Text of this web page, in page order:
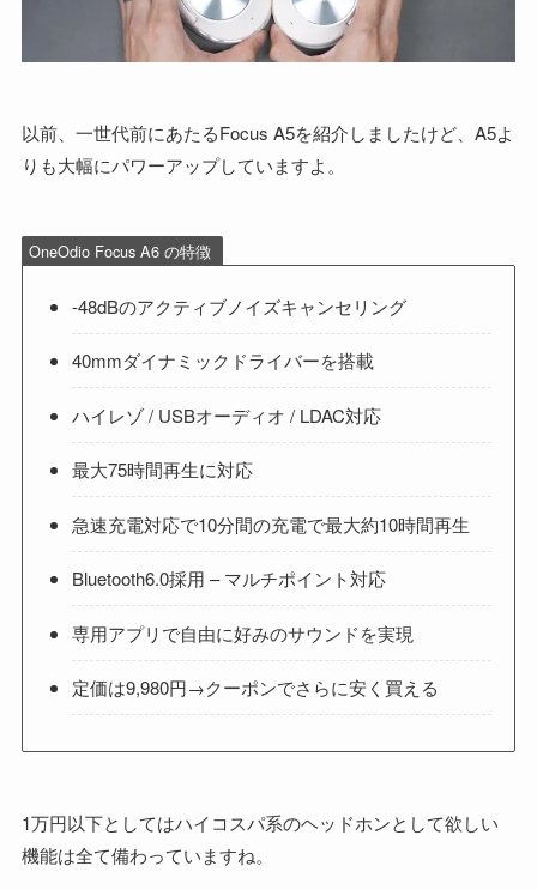
以前、一世代前にあたるFocus A5を紹介しましたけど、A5よ
りも大幅にパワーアップしていますよ。
OneOdio Focus A6 の特徴
-48dBのアクティブノイズキャンセリング
40mmダイナミックドライバーを搭載
ハイレゾ / USBオーディオ / LDAC対応
最大75時間再生に対応
急速充電対応で10分間の充電で最大約10時間再生
Bluetooth6.0採用 – マルチポイント対応
専用アプリで自由に好みのサウンドを実現
定価は9,980円→クーポンでさらに安く買える
1万円以下としてはハイコスパ系のヘッドホンとして欲しい
機能は全て備わっていますね。